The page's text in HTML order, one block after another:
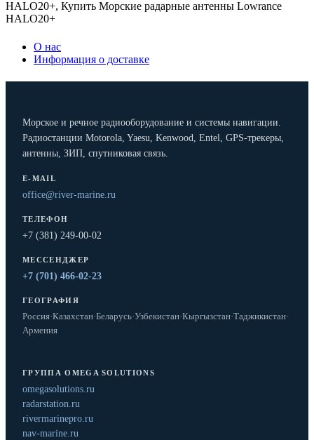
HALO20+, Купить Морские радарные антенны Lowrance
HALO20+
О нас
Информация о доставке
Морское и речное радиооборудование и системы навигации.
Радиостанции Motorola, Yaesu, Kenwood, Entel, GPS-трекеры,
антенны, ЗИП, спутниковая связь.
E-MAIL
office@river-marine.ru
ТЕЛЕФОН
+7 (381) 249-00-02
МЕССЕНДЖЕР
+7 (701) 466-02-23
ГЕОГРАФИЯ
Россия·Казахстан·Беларусь·Узбекистан·Кыргызстан·Таджикистан·
Армения
ГРУППА OMEGA SOLUTIONS
omegasolutions.ru
radarstation.ru
rivermarinepro.ru
nav-marine.ru